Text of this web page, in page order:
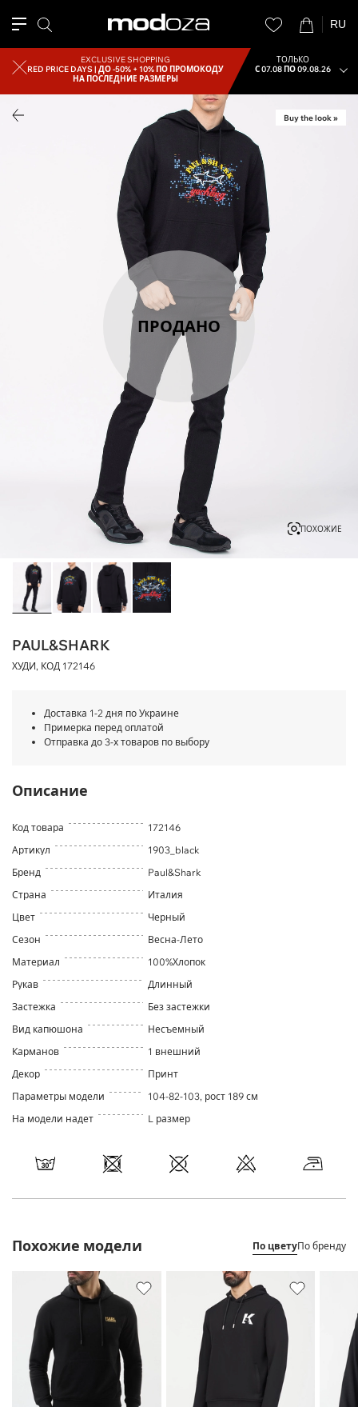
RU
EXCLUSIVE SHOPPING
RED PRICE DAYS |ДО -50% + 10% ПО ПРОМОКОДУ
НА ПОСЛЕДНИЕ РАЗМЕРЫ
ТОЛЬКО
С 07.08 ПО 09.08.26
Buy the look »
ПОХОЖИЕ
ПРОДАНО
PAUL&SHARK
ХУДИ, КОД 172146
Доставка 1-2 дня по Украине
Примерка перед оплатой
Отправка до 3-х товаров по выбору
Описание
Код товара
172146
Артикул
1903_black
Бренд
Paul&Shark
Страна
Италия
Цвет
Черный
Сезон
Весна-Лето
Материал
100%Хлопок
Рукав
Длинный
Застежка
Без застежки
Вид капюшона
Несъемный
Карманов
1 внешний
Декор
Принт
Параметры модели
104-82-103, рост 189 см
На модели надет
L размер
Похожие модели По цветуПо бренду